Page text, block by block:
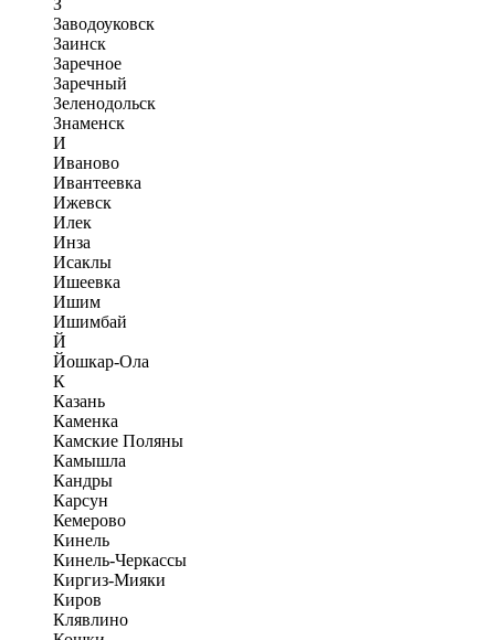
З
Заводоуковск
Заинск
Заречное
Заречный
Зеленодольск
Знаменск
И
Иваново
Ивантеевка
Ижевск
Илек
Инза
Исаклы
Ишеевка
Ишим
Ишимбай
Й
Йошкар-Ола
К
Казань
Каменка
Камские Поляны
Камышла
Кандры
Карсун
Кемерово
Кинель
Кинель-Черкассы
Киргиз-Мияки
Киров
Клявлино